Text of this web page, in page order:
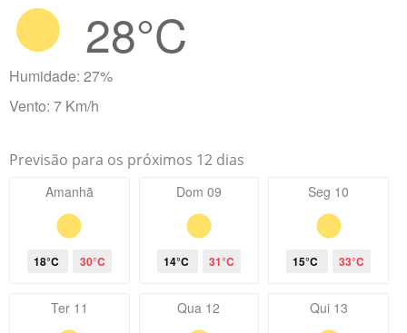
28°C
Humidade: 27%
Vento: 7 Km/h
Previsão para os próximos 12 dias
Amanhã
18°C 30°C
Dom 09
14°C 31°C
Seg 10
15°C 33°C
Ter 11 Qua 12 Qui 13